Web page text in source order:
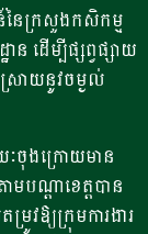
នៃក្រសួងកសិកម្ម
ដើម្បីផ្សព្វផ្សាយ
ាយនូវចម្ងល់
ៈចុងក្រោយមាន
បណ្តាខេត្តបាន​​
វឱ្យក្រុមការងារ